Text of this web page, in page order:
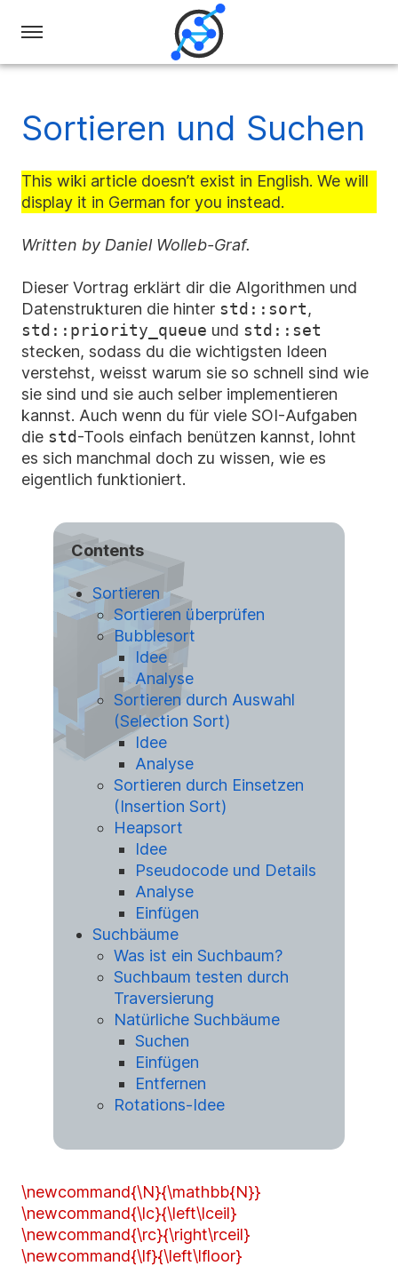
Swiss
Olympiad
Informatics
Sortieren und Suchen
This wiki article doesn’t exist in English. We will
display it in German for you instead.
Written by Daniel Wolleb-Graf.
Dieser Vortrag erklärt dir die Algorithmen und
Datenstrukturen die hinter std::sort,
std::priority_queue und std::set
stecken, sodass du die wichtigsten Ideen
verstehst, weisst warum sie so schnell sind wie
sie sind und sie auch selber implementieren
kannst. Auch wenn du für viele SOI-Aufgaben
die std-Tools einfach benützen kannst, lohnt
es sich manchmal doch zu wissen, wie es
eigentlich funktioniert.
Contents
Sortieren
Sortieren überprüfen
Bubblesort
Idee
Analyse
Sortieren durch Auswahl
(Selection Sort)
Idee
Analyse
Sortieren durch Einsetzen
(Insertion Sort)
Heapsort
Idee
Pseudocode und Details
Analyse
Einfügen
Suchbäume
Was ist ein Suchbaum?
Suchbaum testen durch
Traversierung
Natürliche Suchbäume
Suchen
Einfügen
Entfernen
Rotations-Idee
\newcommand{\N}{\mathbb{N}}
\newcommand{\lc}{\left\lceil}
\newcommand{\rc}{\right\rceil}
\newcommand{\lf}{\left\lfloor}